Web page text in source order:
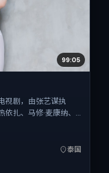
99:05
视剧，由张艺谋执
扎、马修·麦康纳、
时长99分钟。
泰国